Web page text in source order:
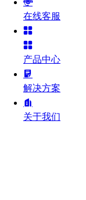
在线客服
产品中心
解决方案
关于我们